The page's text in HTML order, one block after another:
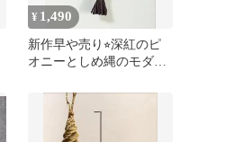
¥ 1,490
新作早や売り⭐︎深紅のピ
オニーとしめ縄のモダン